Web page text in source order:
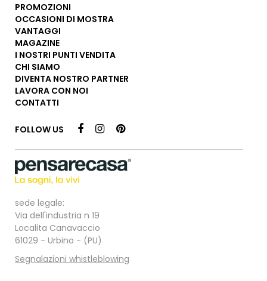
PROMOZIONI
OCCASIONI DI MOSTRA
VANTAGGI
MAGAZINE
I NOSTRI PUNTI VENDITA
CHI SIAMO
DIVENTA NOSTRO PARTNER
LAVORA CON NOI
CONTATTI
FOLLOW US
sede legale:
Via dell'industria n 19
Localita Canavaccio
61029 - Urbino - (PU)
Segnalazioni whistleblowing